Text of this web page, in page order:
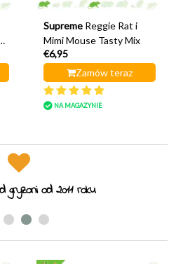
Supreme Reggie Rat i
Mimi Mouse Tasty Mix
€6,95
Zamów teraz
NA MAGAZYNIE
gryzoni od 2011 roku